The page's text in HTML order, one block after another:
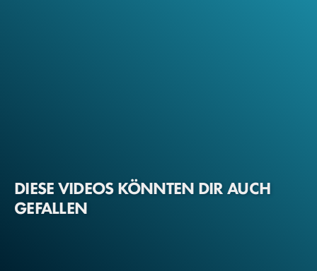
DIESE VIDEOS KÖNNTEN DIR AUCH
GEFALLEN